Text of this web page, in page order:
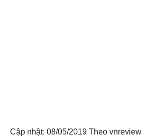
Cập nhật: 08/05/2019 Theo vnreview